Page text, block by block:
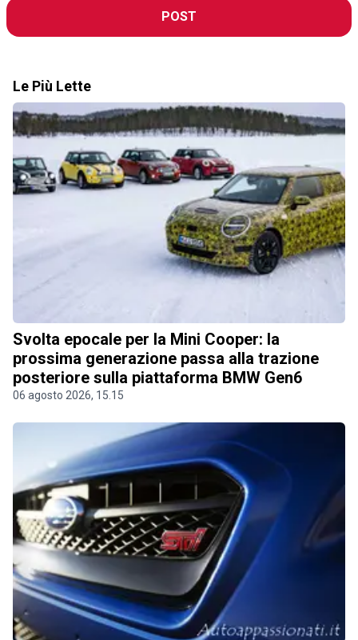
POST
Le Più Lette
Svolta epocale per la Mini Cooper: la
prossima generazione passa alla trazione
posteriore sulla piattaforma BMW Gen6
06 agosto 2026, 15.15